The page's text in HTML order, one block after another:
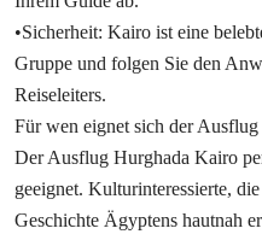
•Sicherheit: Kairo ist eine
Gruppe und folgen Sie den
Reiseleiters.
Für wen eignet sich der
Der Ausflug Hurghada Kairo
geeignet. Kulturinteressierte,
Geschichte Ägyptens hautnah